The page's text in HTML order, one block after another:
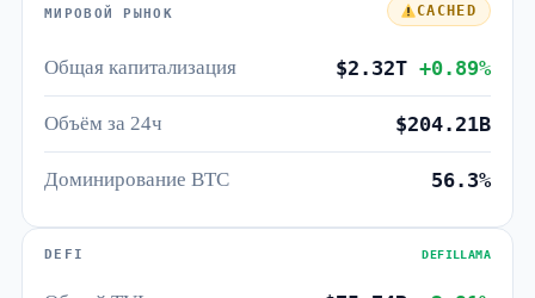
МИРОВОЙ РЫНОК CACHED
Общая капитализация $2.32T+0.89%
Объём за 24ч $204.21B
Доминирование BTC 56.3%
DEFI DEFILLAMA